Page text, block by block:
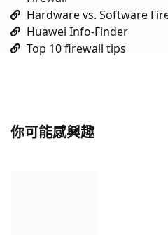
Hardware vs. Software
Huawei Info-Finder
Top 10 firewall tips
你可能感興趣